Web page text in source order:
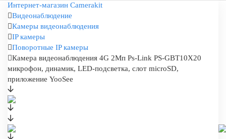
Интернет-магазин Camerakit
Видеонаблюдение
Камеры видеонаблюдения
IP камеры
Поворотные IP камеры
Камера видеонаблюдения 4G 2Мп Ps-Link PS-GBT10X20
микрофон, динамик, LED-подсветка, слот microSD,
приложение YooSee